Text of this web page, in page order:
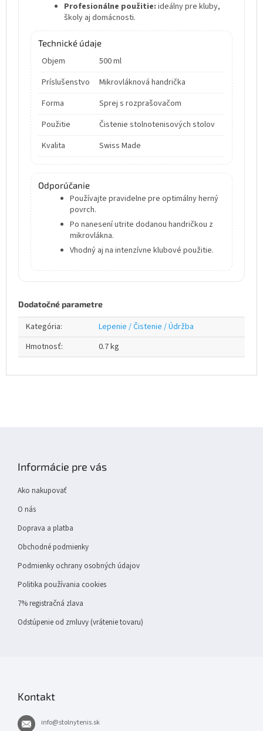
Profesionálne použitie: ideálny pre kluby,
školy aj domácnosti.
Technické údaje
Objem
500 ml
Príslušenstvo
Mikrovláknová handrička
Forma
Sprej s rozprašovačom
Použitie
Čistenie stolnotenisových stolov
Kvalita
Swiss Made
Odporúčanie
Používajte pravidelne pre optimálny herný
povrch.
Po nanesení utrite dodanou handričkou z
mikrovlákna.
Vhodný aj na intenzívne klubové použitie.
Dodatočné parametre
Kategória:
Lepenie / Čistenie / Údržba
Hmotnosť: 0.7 kg
Informácie pre vás
Ako nakupovať
O nás
Doprava a platba
Obchodné podmienky
Podmienky ochrany osobných údajov
Politika používania cookies
7% registračná zlava
Odstúpenie od zmluvy (vrátenie tovaru)
Kontakt
info@stolnytenis.sk